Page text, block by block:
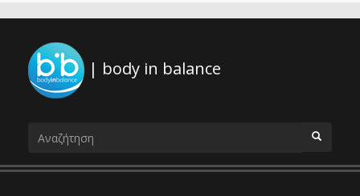
| body in balance
Φόρμα
αναζήτησης